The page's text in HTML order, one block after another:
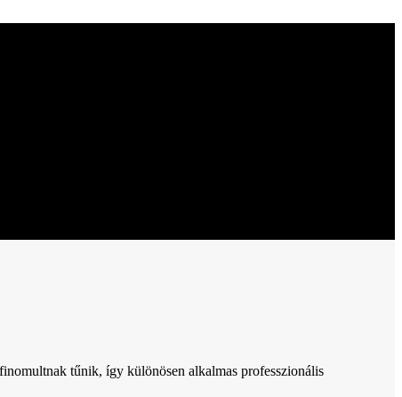
tűnik, így különösen alkalmas professzionális